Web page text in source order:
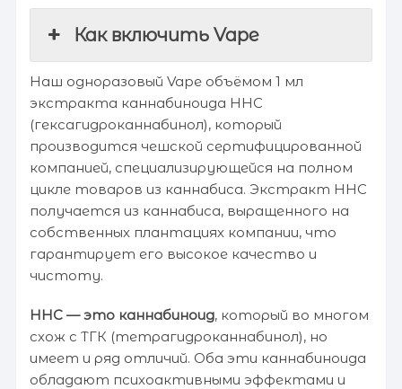
Как включить Vape
Наш одноразовый Vape объёмом 1 мл
экстракта каннабиноида HHC
(гексагидроканнабинол), который
производится чешской сертифицированной
компанией, специализирующейся на полном
цикле товаров из каннабиса. Экстракт HHC
получается из каннабиса, выращенного на
собственных плантациях компании, что
гарантирует его высокое качество и
чистоту.
HHC — это каннабиноид, который во многом
схож с ТГК (тетрагидроканнабинол), но
имеет и ряд отличий. Оба эти каннабиноида
обладают психоактивными эффектами и